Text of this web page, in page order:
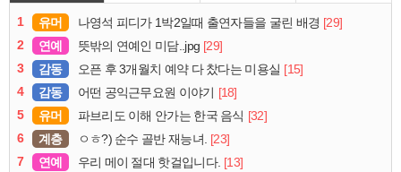
1 유머 나영석 피디가 1박2일때 출연자들을 굴린 배경 [29]
2
연예 뜻밖의 연예인 미담..jpg [29]
3
감동 오픈 후 3개월치 예약 다 찼다는 미용실 [15]
4
감동 어떤 공익근무요원 이야기 [18]
5
유머 파브리도 이해 안가는 한국 음식 [32]
6
계층 ㅇㅎ?) 순수 골반 재능녀. [23]
7
연예 우리 메이 절대 핫걸입니다. [13]